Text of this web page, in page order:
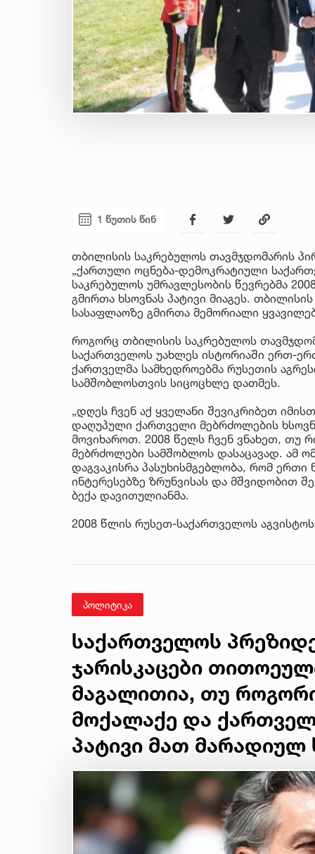
1 წუთის წინ
თბილისის საკრებულოს თავმჯდომარის
„ქართული ოცნება-დემოკრატიული
საკრებულოს უმრავლესობის წევრებმა
გმირთა ხსოვნას პატივი მიაგეს.
სასაფლაოზე გმირთა მემორიალი
როგორც თბილისის საკრებულოს
საქართველოს უახლეს ისტორიაში ერთ-
ქართველმა სამხედროებმა რუსეთის
სამშობლოსთვის სიცოცხლე დათმეს.
„დღეს ჩვენ აქ ყველანი შევიკრიბეთ
დაღუპული ქართველი მებრძოლების
მოვიხაროთ. 2008 წელს ჩვენ ვნახეთ, თუ
მებრძოლები სამშობლოს დასაცავად. ამ
დაგვაკისრა პასუხისმგებლობა, რომ ერთი
ინტერესებზე ზრუნვისას და მშვიდობით
ბექა დავითულიანმა.
2008 წლის რუსეთ-საქართველოს
პოლიტიკა
საქართველოს
ჯარისკაცები
მაგალითია, თუ
მოქალაქე და
პატივი მათ მარადიულ